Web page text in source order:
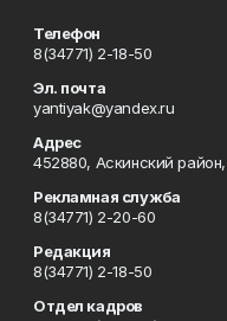
Телефон
8(34771) 2-18-50
Эл. почта
yantiyak@yandex.ru
Адрес
452880, Аскинский
Рекламная служба
8(34771) 2-20-60
Редакция
8(34771) 2-18-50
Отдел кадров